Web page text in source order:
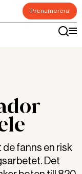
Prenumerera
fanns en risk
Det